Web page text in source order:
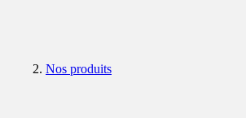
Nos produits